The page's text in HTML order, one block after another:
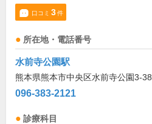
口コミ 3件
所在地・電話番号
水前寺公園駅
熊本県熊本市中央区水前寺公園3-38
096-383-2121
診療科目